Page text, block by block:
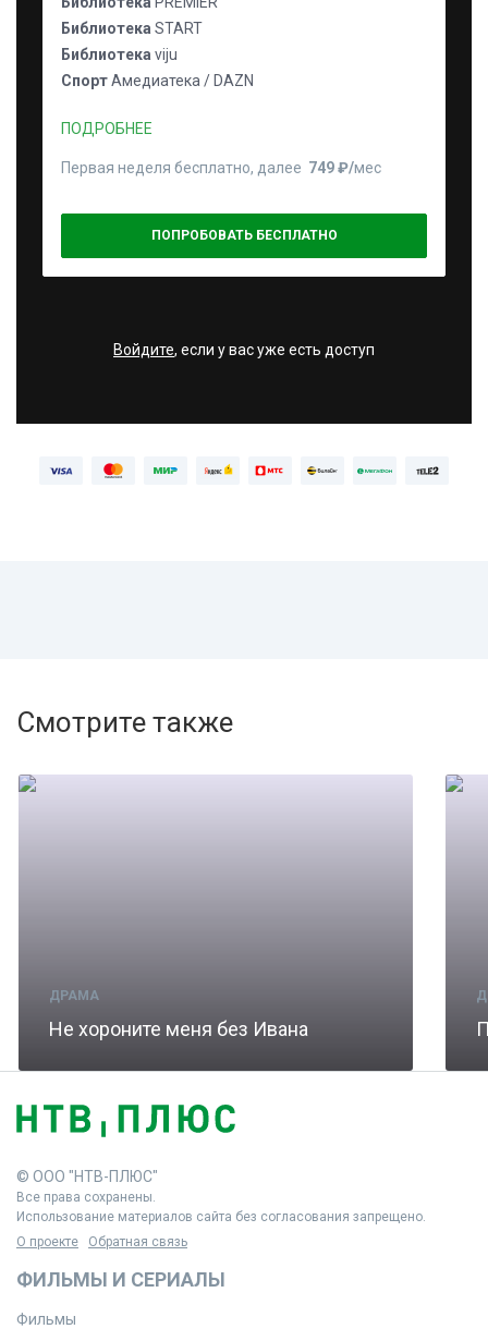
Библиотека START
Библиотека viju
СпортАмедиатека / DAZN
ПОДРОБНЕЕ
Первая неделя бесплатно, далее 749 ₽⁠/⁠мес
ПОПРОБОВАТЬ БЕСПЛАТНО
Войдите, если у вас уже есть доступ
Смотрите также
ДРАМА
Не хороните меня без Ивана
© ООО "НТВ-ПЛЮС"
Все права сохранены.
Использование материалов сайта без согласования запрещено.
О проекте
Обратная связь
ФИЛЬМЫ И СЕРИАЛЫ
Фильмы